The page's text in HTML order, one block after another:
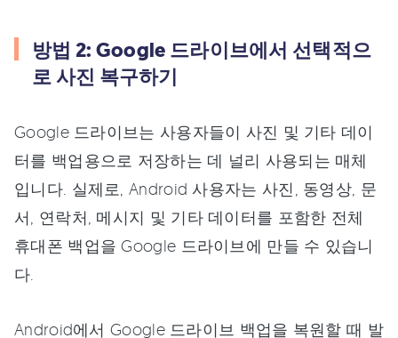
방법 2: Google 드라이브에서 선택적으
로 사진 복구하기
Google 드라이브는 사용자들이 사진 및 기타 데이
터를 백업용으로 저장하는 데 널리 사용되는 매체
입니다. 실제로, Android 사용자는 사진, 동영상, 문
서, 연락처, 메시지 및 기타 데이터를 포함한 전체
휴대폰 백업을 Google 드라이브에 만들 수 있습니
다.
Android에서 Google 드라이브 백업을 복원할 때 발